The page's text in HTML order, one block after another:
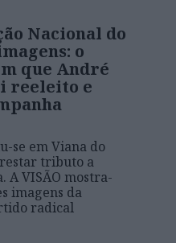
Nacional do
o
que André
reeleito e
se em Viana do
tributo a
A VISÃO mostra-
imagens da
radical